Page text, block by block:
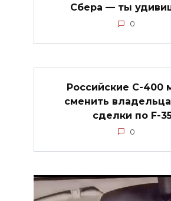
Сбера — ты
0
Российские С-400
сменить
сделки по F-
0